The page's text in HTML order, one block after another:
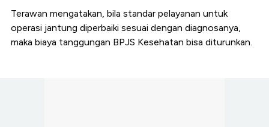
Terawan mengatakan, bila standar pelayanan untuk
operasi jantung diperbaiki sesuai dengan diagnosanya,
maka biaya tanggungan BPJS Kesehatan bisa diturunkan.